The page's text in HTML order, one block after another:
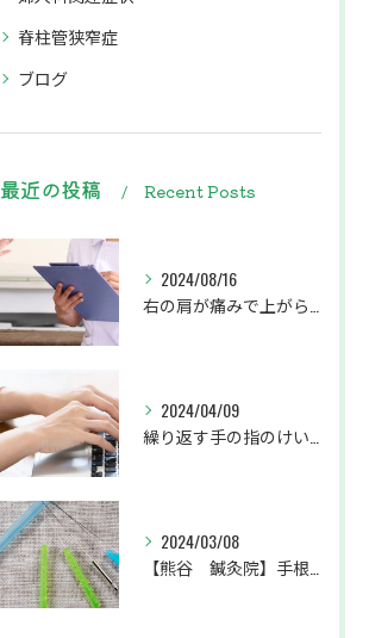
脊柱管狭窄症
ブログ
最近の投稿 Recent Posts
2024/08/16
2024/04/09
2024/03/08